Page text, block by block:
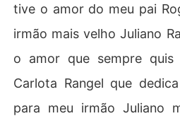
tive o amor do meu pai
irmão mais velho Juliano
o amor que sempre
Carlota Rangel que
para meu irmão Juliano